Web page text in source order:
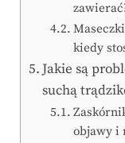
kiedy
Jakie są
suchą
objawy i